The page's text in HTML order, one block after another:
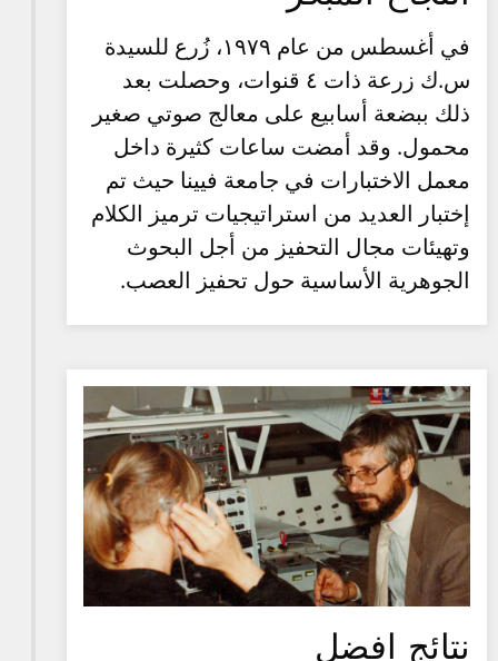
في أغسطس من عام ١٩٧٩، زُرع للسيدة
س.ك زرعة ذات ٤ قنوات، وحصلت بعد
ذلك ببضعة أسابيع على معالج صوتي صغير
محمول. وقد أمضت ساعات كثيرة داخل
معمل الاختبارات في جامعة فيينا حيث تم
إختبار العديد من استراتيجيات ترميز الكلام
وتهيئات مجال التحفيز من أجل البحوث
الجوهرية الأساسية حول تحفيز العصب.
نتائج افضل